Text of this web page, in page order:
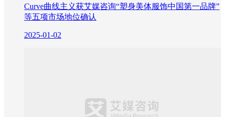
Curve曲线主义获艾媒咨询“塑身美体服饰中国第一品牌”
等五项市场地位确认
2025-01-02